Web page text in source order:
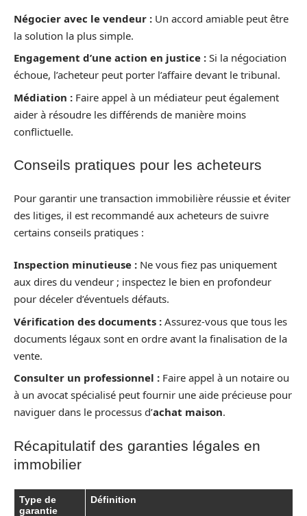
Négocier avec le vendeur : Un accord amiable peut être
la solution la plus simple.
Engagement d’une action en justice : Si la négociation
échoue, l’acheteur peut porter l’affaire devant le tribunal.
Médiation : Faire appel à un médiateur peut également
aider à résoudre les différends de manière moins
conflictuelle.
Conseils pratiques pour les acheteurs
Pour garantir une transaction immobilière réussie et éviter
des litiges, il est recommandé aux acheteurs de suivre
certains conseils pratiques :
Inspection minutieuse : Ne vous fiez pas uniquement
aux dires du vendeur ; inspectez le bien en profondeur
pour déceler d’éventuels défauts.
Vérification des documents : Assurez-vous que tous les
documents légaux sont en ordre avant la finalisation de la
vente.
Consulter un professionnel : Faire appel à un notaire ou
à un avocat spécialisé peut fournir une aide précieuse pour
naviguer dans le processus d’achat maison.
Récapitulatif des garanties légales en
immobilier
Type de
garantie
Définition